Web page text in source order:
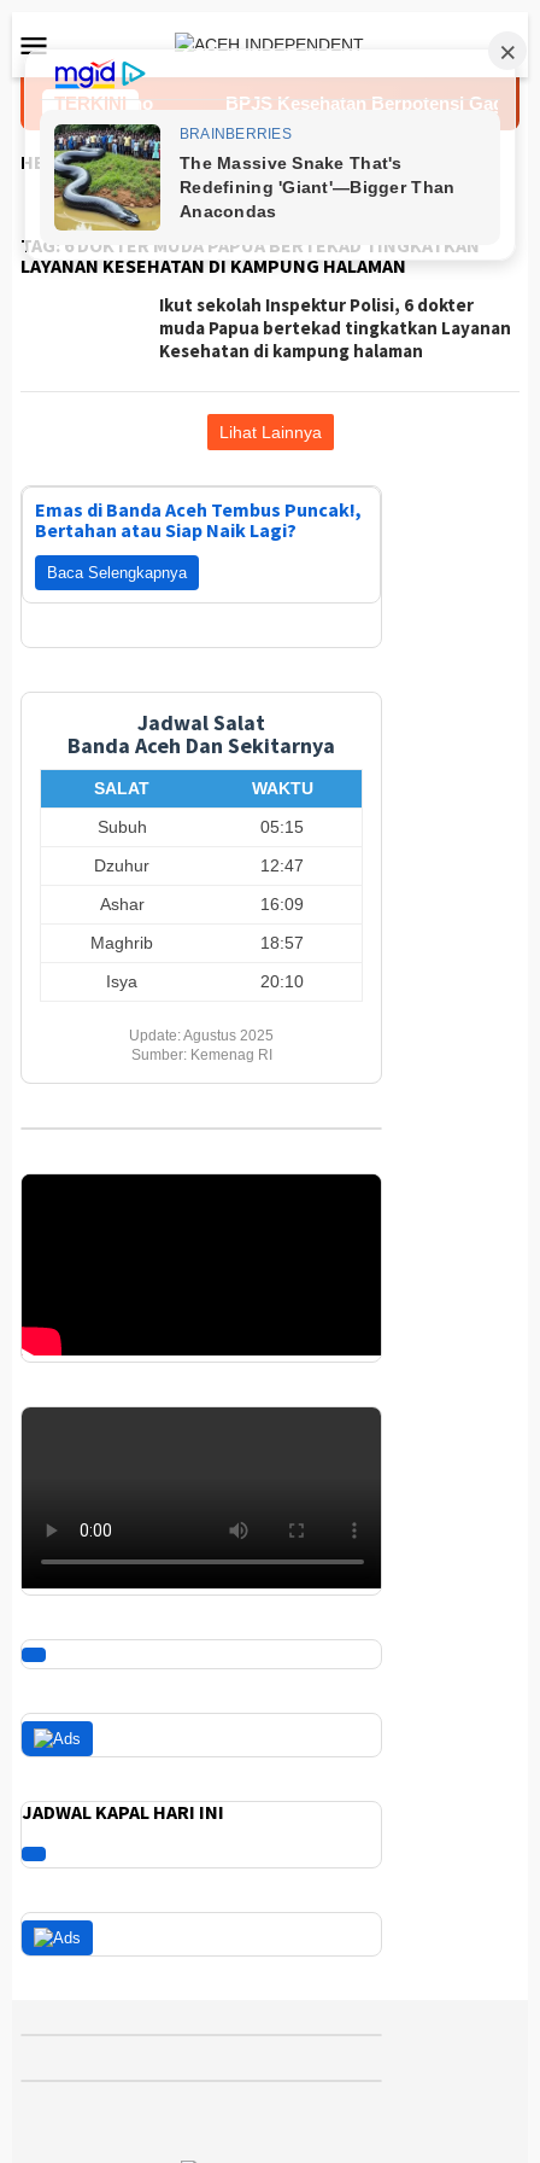
ke
kontenMobile
TERKINI
Infantino BPJS Kesehatan Berpotensi Gagal
HEADLINES
TAG: 6 DOKTER MUDA PAPUA BERTEKAD TINGKATKAN
LAYANAN KESEHATAN DI KAMPUNG HALAMAN
Ikut sekolah Inspektur Polisi, 6 dokter
muda Papua bertekad tingkatkan Layanan
Kesehatan di kampung halaman
Lihat Lainnya
Emas di Banda Aceh Tembus Puncak!,
Bertahan atau Siap Naik Lagi?
Baca Selengkapnya
Jadwal Salat
Banda Aceh Dan Sekitarnya
SALAT
WAKTU
Subuh
05:15
Dzuhur
12:47
Ashar
16:09
Maghrib
18:57
Isya
20:10
Update: Agustus 2025
Sumber: Kemenag RI
JADWAL KAPAL HARI INI